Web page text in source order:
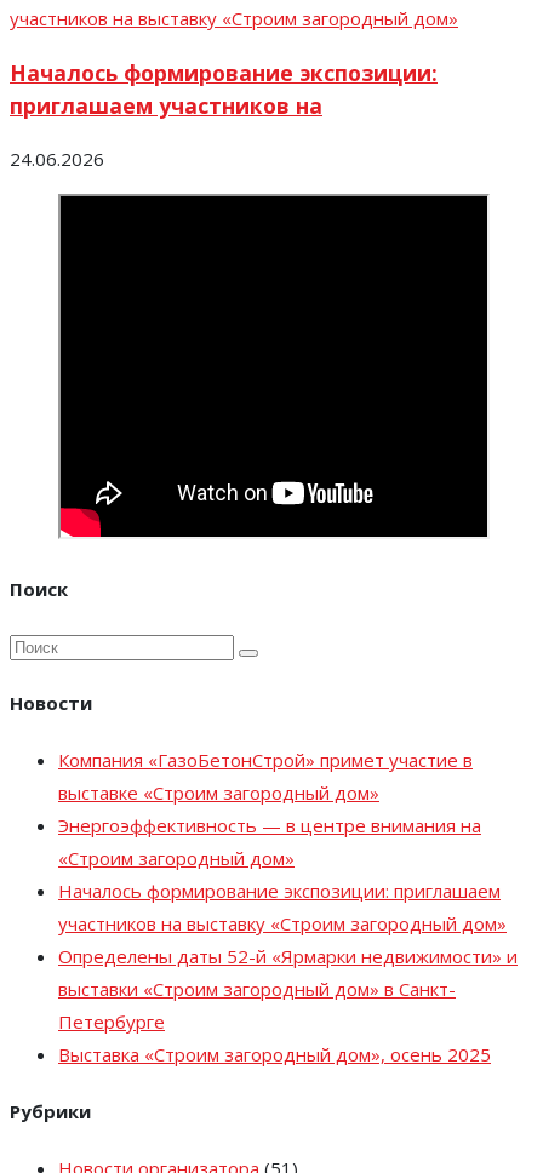
Началось формирование экспозиции:
приглашаем участников на
24.06.2026
Поиск
Новости
Компания «ГазоБетонСтрой» примет участие в
выставке «Строим загородный дом»
Энергоэффективность — в центре внимания на
«Строим загородный дом»
Началось формирование экспозиции: приглашаем
участников на выставку «Строим загородный дом»
Определены даты 52-й «Ярмарки недвижимости» и
выставки «Строим загородный дом» в Санкт-
Петербурге
Выставка «Строим загородный дом», осень 2025
Рубрики
Новости организатора (51)